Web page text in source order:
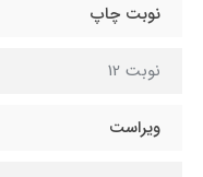
نوبت چاپ
نوبت 12
ویراست